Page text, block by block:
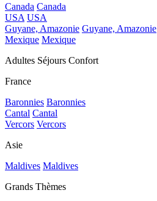
Canada Canada
USA USA
Guyane, Amazonie Guyane, Amazonie
Mexique Mexique
Adultes Séjours Confort
France
Baronnies Baronnies
Cantal Cantal
Vercors Vercors
Asie
Maldives Maldives
Grands Thèmes